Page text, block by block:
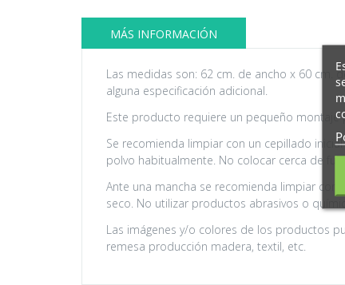
MÁS INFORMACIÓN
Las medidas son: 62 cm. de ancho x 60 cm.
alguna especificación adicional.
Este producto requiere un pequeño montaje
Se recomienda limpiar con un cepillado
polvo habitualmente. No colocar cerca de
Ante una mancha se recomienda limpiar
seco. No utilizar productos abrasivos o
Las imágenes y/o colores de los productos
remesa producción madera, textil, etc.